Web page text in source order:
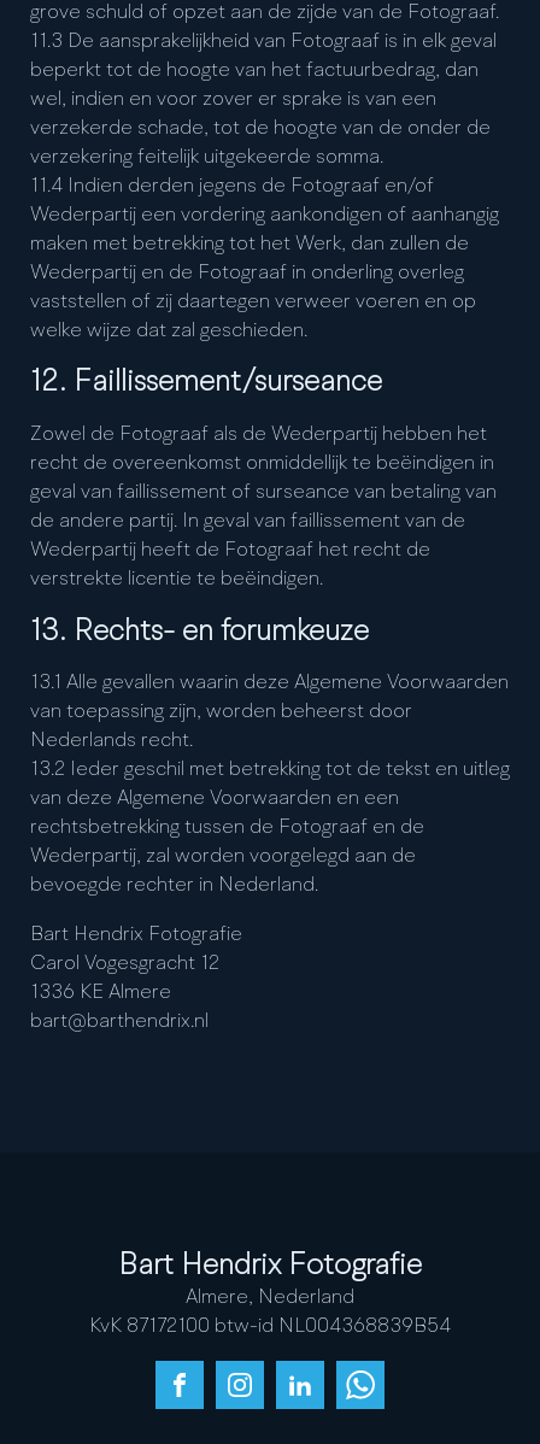
grove schuld of opzet aan de zijde van de Fotograaf.
11.3 De aansprakelijkheid van Fotograaf is in elk geval
beperkt tot de hoogte van het factuurbedrag, dan
wel, indien en voor zover er sprake is van een
verzekerde schade, tot de hoogte van de onder de
verzekering feitelijk uitgekeerde somma.
11.4 Indien derden jegens de Fotograaf en/of
Wederpartij een vordering aankondigen of aanhangig
maken met betrekking tot het Werk, dan zullen de
Wederpartij en de Fotograaf in onderling overleg
vaststellen of zij daartegen verweer voeren en op
welke wijze dat zal geschieden.
12. Faillissement/surseance
Zowel de Fotograaf als de Wederpartij hebben het
recht de overeenkomst onmiddellijk te beëindigen in
geval van faillissement of surseance van betaling van
de andere partij. In geval van faillissement van de
Wederpartij heeft de Fotograaf het recht de
verstrekte licentie te beëindigen.
13. Rechts- en forumkeuze
13.1 Alle gevallen waarin deze Algemene Voorwaarden
van toepassing zijn, worden beheerst door
Nederlands recht.
13.2 Ieder geschil met betrekking tot de tekst en uitleg
van deze Algemene Voorwaarden en een
rechtsbetrekking tussen de Fotograaf en de
Wederpartij, zal worden voorgelegd aan de
bevoegde rechter in Nederland.
Bart Hendrix Fotografie
Carol Vogesgracht 12
1336 KE Almere
ln.xirdnehtrab@trab
Bart Hendrix Fotografie
Almere, Nederland
KvK 87172100 btw-id NL004368839B54